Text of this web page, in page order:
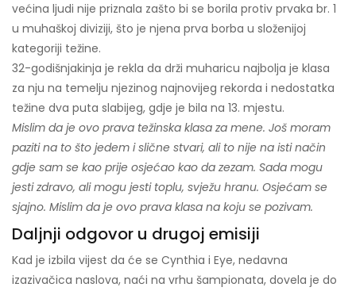
većina ljudi nije priznala zašto bi se borila protiv prvaka br. 1
u muhaškoj diviziji, što je njena prva borba u složenijoj
kategoriji težine.
32-godišnjakinja je rekla da drži muharicu najbolja je klasa
za nju na temelju njezinog najnovijeg rekorda i nedostatka
težine dva puta slabijeg, gdje je bila na 13. mjestu.
Mislim da je ovo prava težinska klasa za mene. Još moram
paziti na to što jedem i slične stvari, ali to nije na isti način
gdje sam se kao prije osjećao kao da zezam. Sada mogu
jesti zdravo, ali mogu jesti toplu, svježu hranu. Osjećam se
sjajno. Mislim da je ovo prava klasa na koju se pozivam.
Daljnji odgovor u drugoj emisiji
Kad je izbila vijest da će se Cynthia i Eye, nedavna
izazivačica naslova, naći na vrhu šampionata, dovela je do